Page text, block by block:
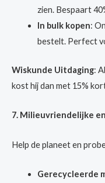
zien. Bespaart
In bulk kopen:
bestelt. Perfect
Wiskunde Uitdaging:
kost hij dan met 15%
7. Milieuvriendelijke
Help de planeet en
Gerecycleerde